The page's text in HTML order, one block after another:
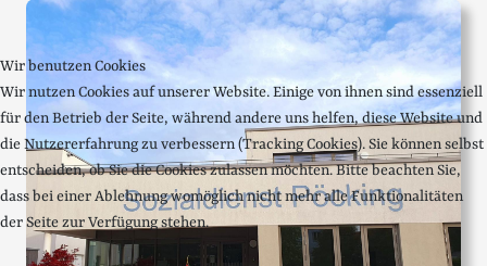
Wir benutzen Cookies
Wir nutzen Cookies auf unserer Website. Einige von ihnen sind essenziell
für den Betrieb der Seite, während andere uns helfen, diese Website und
die Nutzererfahrung zu verbessern (Tracking Cookies). Sie können selbst
entscheiden, ob Sie die Cookies zulassen möchten. Bitte beachten Sie,
dass bei einer Ablehnung womöglich nicht mehr alle Funktionalitäten
der Seite zur Verfügung stehen.